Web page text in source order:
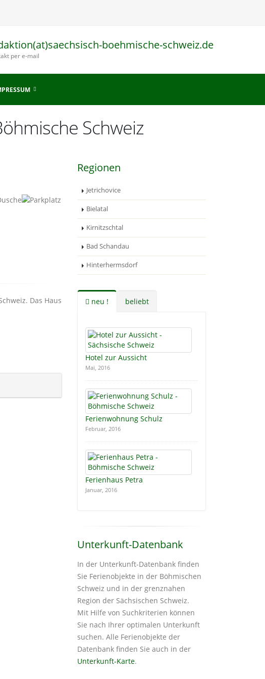
boehmische-schweiz.de
per e-mail
Schweiz
Das Haus
Regionen
Jetrichovice
Bielatal
Kirnitzschtal
Bad Schandau
Hinterhermsdorf
neu ! beliebt
Hotel zur Aussicht
Mai, 2016
Ferienwohnung Schulz
Februar, 2016
Ferienhaus Petra
Januar, 2016
Unterkunft-Datenbank
In der Unterkunft-Datenbank finden
Sie Ferienobjekte in der Böhmischen
Schweiz und in der grenznahen
Region der Sächsischen Schweiz.
Mit Hilfe von Suchkriterien können
Sie nach Ihrer optimalen Unterkunft
suchen. Alle Ferienobjekte der
Datenbank finden Sie auch in der
Unterkunft-Karte.